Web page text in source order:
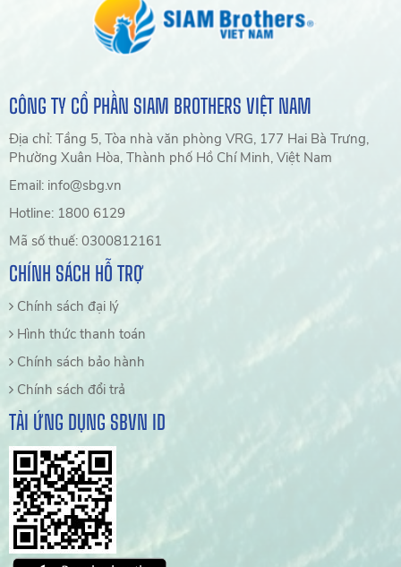
CÔNG TY CỔ PHẦN SIAM BROTHERS VIỆT NAM
Địa chỉ: Tầng 5, Tòa nhà văn phòng VRG, 177 Hai Bà Trưng,
Phường Xuân Hòa, Thành phố Hồ Chí Minh, Việt Nam
Email: info@sbg.vn
Hotline: 1800 6129
Mã số thuế: 0300812161
CHÍNH SÁCH HỖ TRỢ
Chính sách đại lý
Hình thức thanh toán
Chính sách bảo hành
Chính sách đổi trả
TẢI ỨNG DỤNG SBVN ID